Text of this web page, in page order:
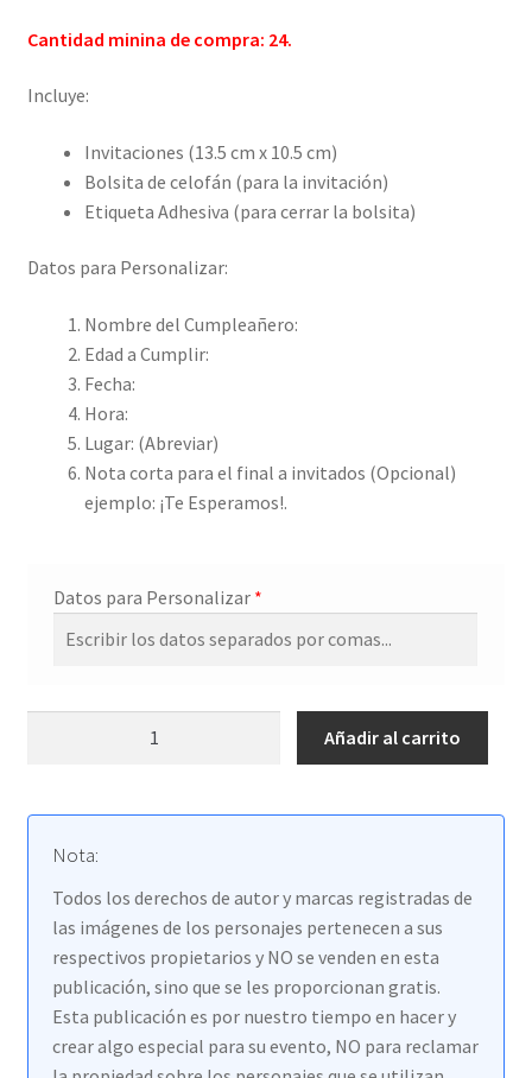
Cantidad minina de compra: 24.
Incluye:
Invitaciones (13.5 cm x 10.5 cm)
Bolsita de celofán (para la invitación)
Etiqueta Adhesiva (para cerrar la bolsita)
Datos para Personalizar:
Nombre del Cumpleañero:
Edad a Cumplir:
Fecha:
Hora:
Lugar: (Abreviar)
Nota corta para el final a invitados (Opcional)
ejemplo: ¡Te Esperamos!.
Datos para Personalizar *
(Hombre
Araña)
Añadir al carrito
Nota:
Todos los derechos de autor y marcas registradas de
las imágenes de los personajes pertenecen a sus
respectivos propietarios y NO se venden en esta
publicación, sino que se les proporcionan gratis.
Esta publicación es por nuestro tiempo en hacer y
crear algo especial para su evento, NO para reclamar